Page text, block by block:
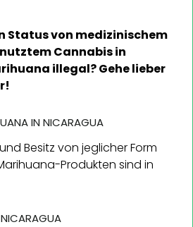
Status von medizinischem
Cannabis in
illegal? Gehe lieber
IN NICARAGUA
Besitz von jeglicher Form
Produkten sind in